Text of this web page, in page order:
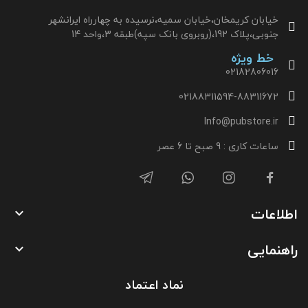
خیابان کریمخان،خیابان سمیه،نرسیده به چهارراه ایرانشهر
جنوبی،پلاک 192،(روبروی بانک سپه)طبقه 3،واحد 14
خط ویژه
02182806016
02188311594-88311672
Info@pubstore.ir
ساعات کاری : 9 صبح تا 6 عصر
اطلاعات 
راهنمایی 
نماد اعتماد